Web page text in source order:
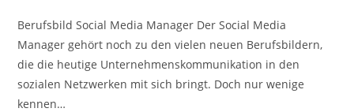
Berufsbild Social Media Manager Der Social Media
Manager gehört noch zu den vielen neuen Berufsbildern,
die die heutige Unternehmenskommunikation in den
sozialen Netzwerken mit sich bringt. Doch nur wenige
kennen…